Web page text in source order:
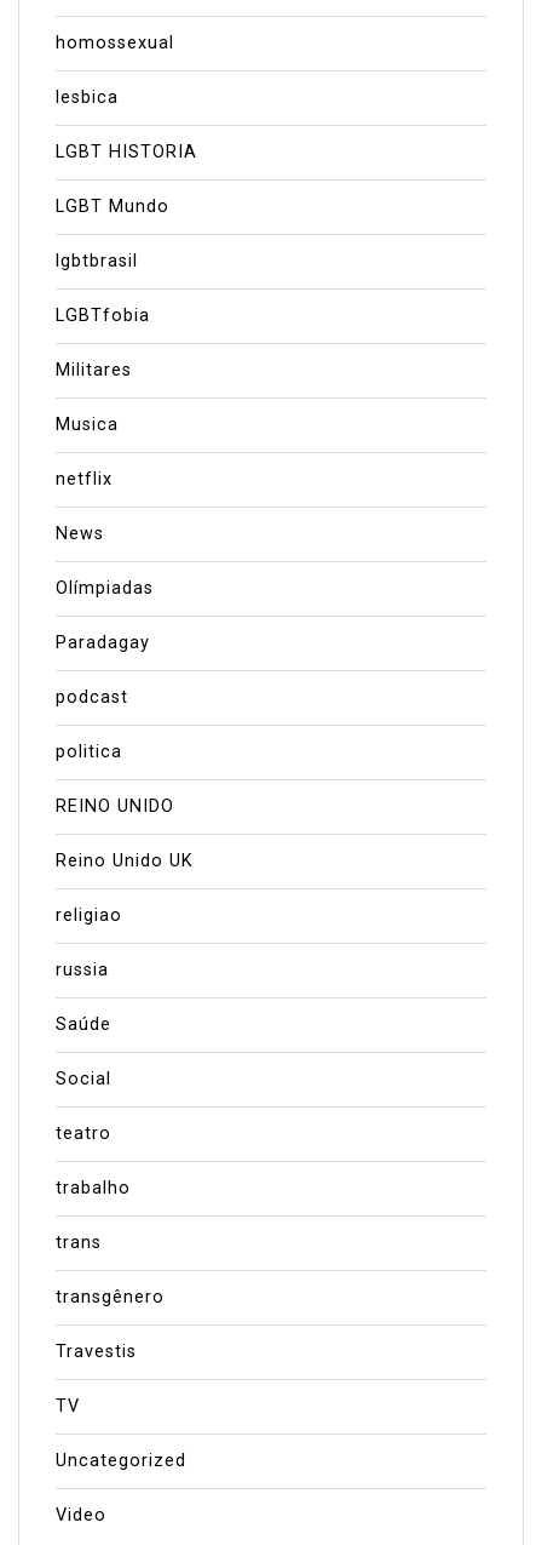
homossexual
lesbica
LGBT HISTORIA
LGBT Mundo
lgbtbrasil
LGBTfobia
Militares
Musica
netflix
News
Olímpiadas
Paradagay
podcast
politica
REINO UNIDO
Reino Unido UK
religiao
russia
Saúde
Social
teatro
trabalho
trans
transgênero
Travestis
TV
Uncategorized
Video